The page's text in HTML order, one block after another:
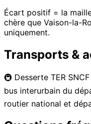
Écart positif = la
chère que Vaison-la-
uniquement.
Transports &
🚇 Desserte TER
bus interurbain du
routier national et